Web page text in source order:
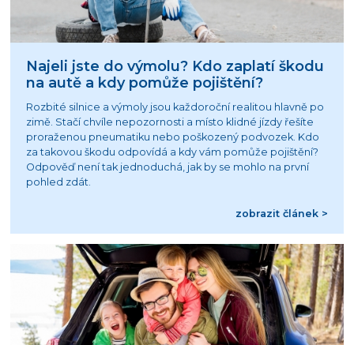
Najeli jste do výmolu? Kdo zaplatí škodu
na autě a kdy pomůže pojištění?
Rozbité silnice a výmoly jsou každoroční realitou hlavně po
zimě. Stačí chvíle nepozornosti a místo klidné jízdy řešíte
proraženou pneumatiku nebo poškozený podvozek. Kdo
za takovou škodu odpovídá a kdy vám pomůže pojištění?
Odpověď není tak jednoduchá, jak by se mohlo na první
pohled zdát.
zobrazit článek >